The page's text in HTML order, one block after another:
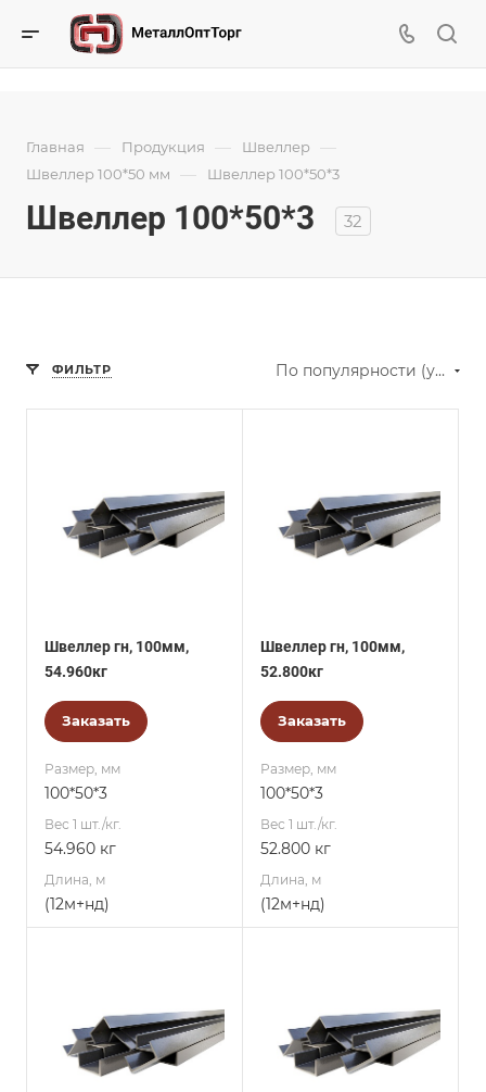
Главная — Продукция — Швеллер —
Швеллер 100*50 мм — Швеллер 100*50*3
Швеллер 100*50*3 32
ФИЛЬТР По популярности (убывание)
Швеллер гн, 100мм,
54.960кг
Заказать
Размер, мм
100*50*3
Вес 1 шт./кг.
54.960 кг
Длина, м
(12м+нд)
Швеллер гн, 100мм,
52.800кг
Заказать
Размер, мм
100*50*3
Вес 1 шт./кг.
52.800 кг
Длина, м
(12м+нд)